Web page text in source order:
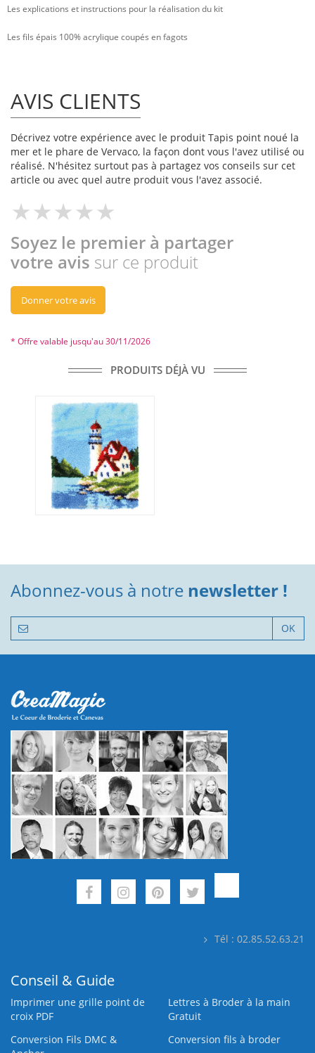
Les explications et instructions pour la réalisation du kit
Les fils épais 100% acrylique coupés en fagots
AVIS CLIENTS
Décrivez votre expérience avec le produit Tapis point noué la
mer et le phare de Vervaco, la façon dont vous l'avez utilisé ou
réalisé. N'hésitez surtout pas à partagez vos conseils sur cet
article ou avec quel autre produit vous l'avez associé.
Soyez le premier à partager
votre avis sur ce produit
Donner votre avis
* Offre valable jusqu'au 30/11/2026
PRODUITS DÉJÀ VU
Abonnez-vous à notre newsletter !
OK
Tél : 02.85.52.63.21
Conseil & Guide
Imprimer une grille point de
croix PDF
Lettres à Broder à la main
Gratuit
Conversion Fils DMC &
Conversion fils à broder